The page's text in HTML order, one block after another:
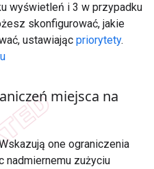
wyświetleń i 3 w przypadku
skonfigurować, jakie
ustawiając priorytety.
miejsca na
one ograniczenia
nadmiernemu zużyciu